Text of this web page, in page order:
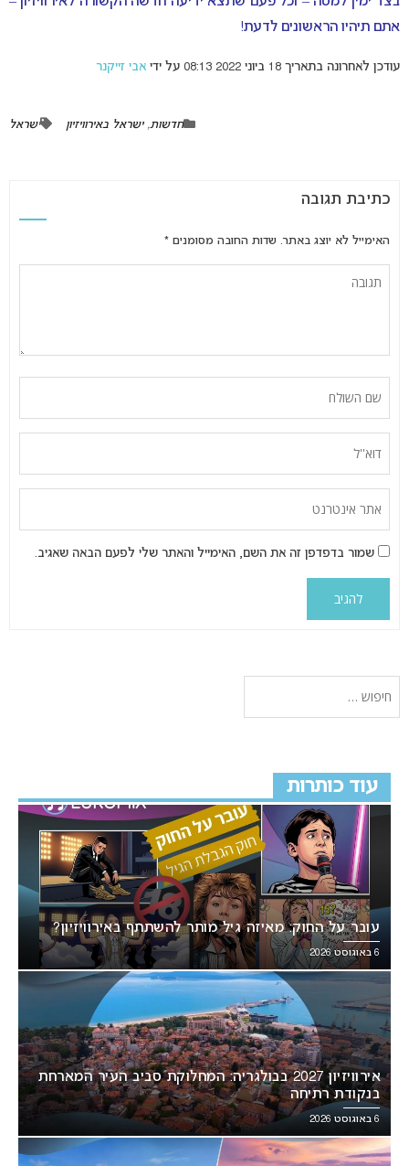
אתם תיהיו הראשונים לדעת!
עודכן לאחרונה בתאריך 18 ביוני 2022 08:13 על ידי אבי זייקנר
חדשות,ישראל באירוויזיון ישראל
כתיבת תגובה
האימייל לא יוצג באתר. שדות החובה מסומנים *
שמור בדפדפן זה את השם, האימייל והאתר שלי לפעם הבאה שאגיב.
עוד כותרות
עובר על החוק: מאיזה גיל מותר להשתתף באירוויזיון?
6 באוגוסט 2026
אירוויזיון 2027 בבולגריה: המחלוקת סביב העיר המארחת
בנקודת רתיחה
6 באוגוסט 2026